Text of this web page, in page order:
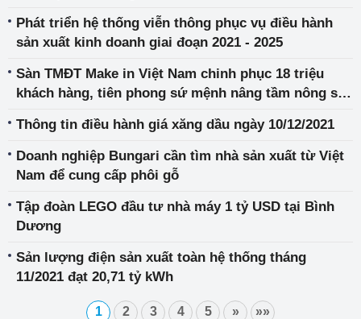
Phát triển hệ thống viễn thông phục vụ điều hành
sản xuất kinh doanh giai đoạn 2021 - 2025
Sàn TMĐT Make in Việt Nam chinh phục 18 triệu
khách hàng, tiên phong sứ mệnh nâng tầm nông sản
Thông tin điều hành giá xăng dầu ngày 10/12/2021
Doanh nghiệp Bungari cần tìm nhà sản xuất từ Việt
Nam để cung cấp phôi gỗ
Tập đoàn LEGO đầu tư nhà máy 1 tỷ USD tại Bình
Dương
Sản lượng điện sản xuất toàn hệ thống tháng
11/2021 đạt 20,71 tỷ kWh
1 2 3 4 5 » »»